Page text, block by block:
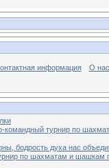
информация О нас
командный турнир по
бодрость духа нас
по шахматам и шашкам